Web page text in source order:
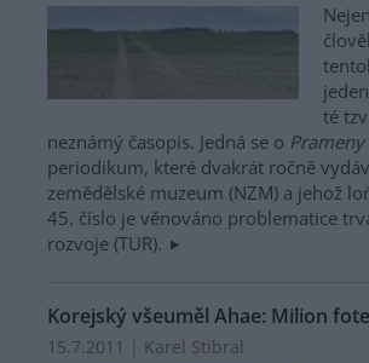
té
neznámý časopis. Jedná se o
periodikum, které dvakrát ročně
zemědělské muzeum (NZM) a jehož
45. číslo je věnováno problematice
rozvoje (TUR).
Korejský všeuměl Ahae: Milion
15.7.2011 | Karel Stibral